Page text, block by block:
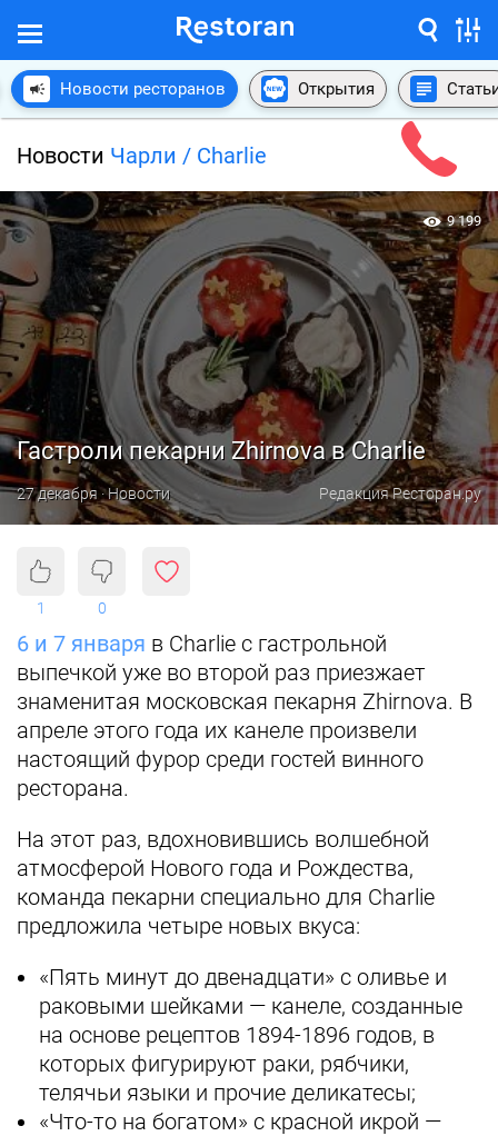
Новости ресторанов Открытия
Новости Чарли / Charlie
Гастроли пекарни Zhirnova в Charlie
27 декабря · Новости Редакция Ресторан.ру
9 199
1 0
6 и 7 января в Charlie с гастрольной
выпечкой уже во второй раз приезжает
знаменитая московская пекарня Zhirnova. В
апреле этого года их канеле произвели
настоящий фурор среди гостей винного
ресторана.
На этот раз, вдохновившись волшебной
атмосферой Нового года и Рождества,
команда пекарни специально для Charlie
предложила четыре новых вкуса:
«Пять минут до двенадцати» с оливье и
раковыми шейками — канеле, созданные
на основе рецептов 1894-1896 годов, в
которых фигурируют раки, рябчики,
телячьи языки и прочие деликатесы;
«Что-то на богатом» с красной икрой —